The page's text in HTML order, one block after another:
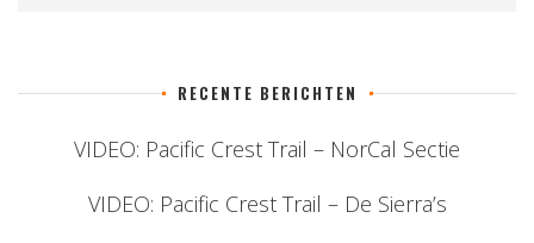
RECENTE BERICHTEN
VIDEO: Pacific Crest Trail – NorCal Sectie
VIDEO: Pacific Crest Trail – De Sierra’s